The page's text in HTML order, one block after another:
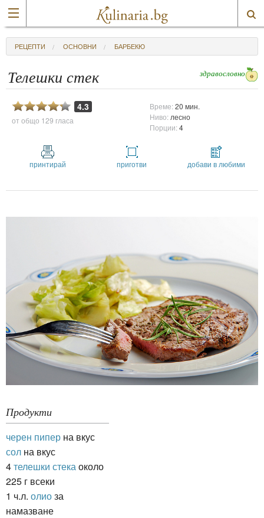
РЕЦЕПТИ ОСНОВНИ БАРБЕКЮ
Телешки стек здравословно
4.3
от общо 129 гласа
Време:20 мин.
Ниво: лесно
Порции:4
принтирай приготви добави в любими
Продукти
черен пипер на вкус
сол на вкус
4телешки стека около
225 г всеки
1 ч.л. олиоза
намазване